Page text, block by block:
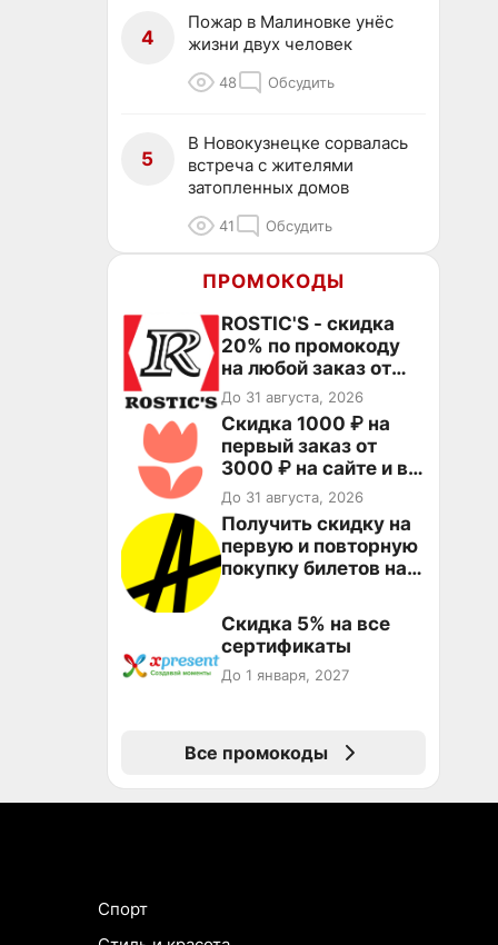
4
Пожар в Малиновке унёс
жизни двух человек
48 Обсудить
5
В Новокузнецке сорвалась
встреча с жителями
затопленных домов
41 Обсудить
ПРОМОКОДЫ
ROSTIC'S - скидка
20% по промокоду
на любой заказ от
3199₽!
До 31 августа, 2026
Скидка 1000 ₽ на
первый заказ от
3000 ₽ на сайте и в
приложении
До 31 августа, 2026
Получить скидку на
первую и повторную
покупку билетов на
Скидка 5% на все
сертификаты
До 1 января, 2027
Все промокоды
Спорт